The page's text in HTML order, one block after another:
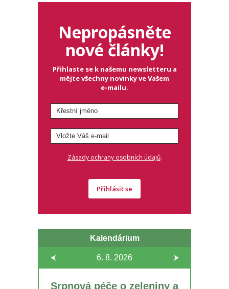
Nepropásněte
nové články!
Přihlaste se k našemu newsletteru a
mějte všechny novinky ve Vašem
e-mailu.
Zásady ochrany osobních údajů.
Přihlásit se
Kalendárium
6. 8. 2026
Srpnová péče o zeleniny a